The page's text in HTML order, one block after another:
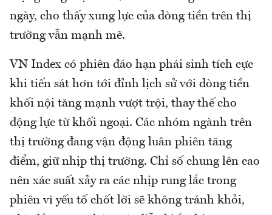
ngày, cho thấy xung lực của dòng tiền trên thị
trường vẫn mạnh mẽ.
VN Index có phiên đáo hạn phái sinh tích cực
khi tiến sát hơn tới đỉnh lịch sử với dòng tiền
khối nội tăng mạnh vượt trội, thay thế cho
động lực từ khối ngoại. Các nhóm ngành trên
thị trường đang vận động luân phiên tăng
điểm, giữ nhịp thị trường. Chỉ số chung lên cao
nên xác suất xảy ra các nhịp rung lắc trong
phiên vì yếu tố chốt lời sẽ không tránh khỏi,